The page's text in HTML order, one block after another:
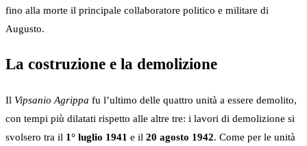
fino alla morte il principale collaboratore politico e militare di
Augusto.
La costruzione e la demolizione
Il Vipsanio Agrippa fu l’ultimo delle quattro unità a essere demolito,
con tempi più dilatati rispetto alle altre tre: i lavori di demolizione si
svolsero tra il 1° luglio 1941 e il 20 agosto 1942. Come per le unità